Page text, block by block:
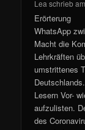
Lea schrieb
Erörterung
WhatsApp
Macht die
Lehrkräften
umstrittenes
Lesern Vor-
aufzulisten.
des